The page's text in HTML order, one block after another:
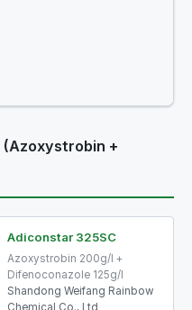
(Azoxystrobin +
Adiconstar 325SC
Azoxystrobin 200g/l +
Difenoconazole 125g/l
Shandong Weifang Rainbow
Chemical Co., Ltd